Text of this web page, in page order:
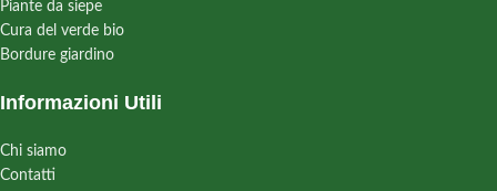
Piante da siepe
Cura del verde bio
Bordure giardino
Informazioni Utili
Chi siamo
Contatti